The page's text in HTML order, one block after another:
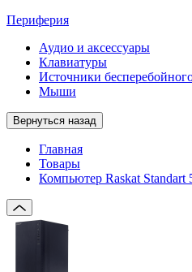
Периферия
Аудио и аксессуары
Клавиатуры
Источники
Мыши
Вернуться назад
Главная
Товары
Компьютер Raskat